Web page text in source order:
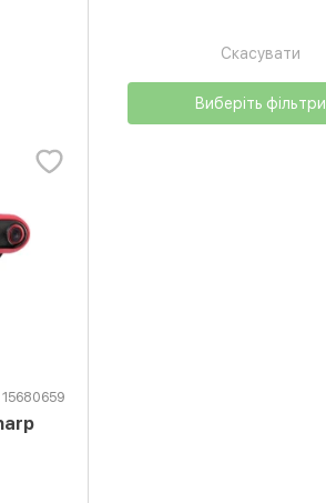
Скасувати
Виберіть фільтри
15680659